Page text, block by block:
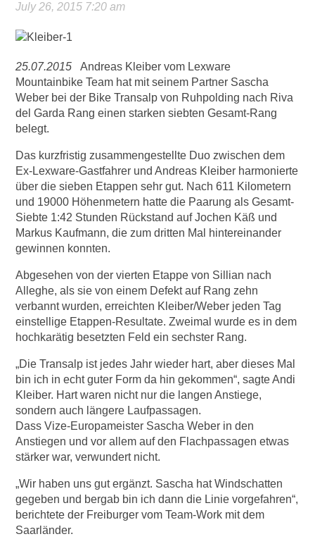
July 26, 2015 7:20 am
25.07.2015 Andreas Kleiber vom Lexware
Mountainbike Team hat mit seinem Partner Sascha
Weber bei der Bike Transalp von Ruhpolding nach Riva
del Garda Rang einen starken siebten Gesamt-Rang
belegt.
Das kurzfristig zusammengestellte Duo zwischen dem
Ex-Lexware-Gastfahrer und Andreas Kleiber harmonierte
über die sieben Etappen sehr gut. Nach 611 Kilometern
und 19000 Höhenmetern hatte die Paarung als Gesamt-
Siebte 1:42 Stunden Rückstand auf Jochen Käß und
Markus Kaufmann, die zum dritten Mal hintereinander
gewinnen konnten.
Abgesehen von der vierten Etappe von Sillian nach
Alleghe, als sie von einem Defekt auf Rang zehn
verbannt wurden, erreichten Kleiber/Weber jeden Tag
einstellige Etappen-Resultate. Zweimal wurde es in dem
hochkarätig besetzten Feld ein sechster Rang.
„Die Transalp ist jedes Jahr wieder hart, aber dieses Mal
bin ich in echt guter Form da hin gekommen“, sagte Andi
Kleiber. Hart waren nicht nur die langen Anstiege,
sondern auch längere Laufpassagen.
Dass Vize-Europameister Sascha Weber in den
Anstiegen und vor allem auf den Flachpassagen etwas
stärker war, verwundert nicht.
„Wir haben uns gut ergänzt. Sascha hat Windschatten
gegeben und bergab bin ich dann die Linie vorgefahren“,
berichtete der Freiburger vom Team-Work mit dem
Saarländer.